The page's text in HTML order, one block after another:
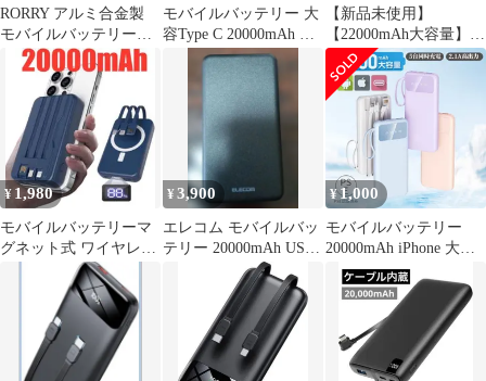
RORRY アルミ合金製
モバイルバッテリー
20000mAh (74Wh)
モバイルバッテリー 大
容Type C 20000mAh 急
速充電 小型
【新品未使用】
【22000mAh大容量】モ
バイルバッテリー 4本
ケーブル内蔵
¥ 1,980
モバイルバッテリーマ
グネット式 ワイヤレス
充電 20000mAh PSE認
¥3,900
エレコム モバイルバッ
テリー 20000mAh USB-
¥1,000
モバイルバッテリー
20000mAh iPhone 大容
量 小型 電池残量表示
携帯充電器 軽量 バッテ
リー充電器 スマホ充電
器 ケーブル内蔵 PSE認
証済み